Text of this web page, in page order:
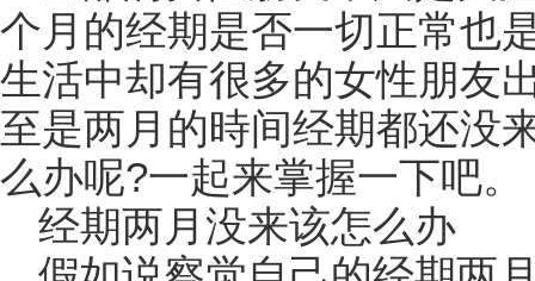
个月的经期是否一切正常也
生活中却有很多的女性朋友
至是两月的時间经期都还没
么办呢?一起来掌握一下吧。
经期两月没来该怎么办